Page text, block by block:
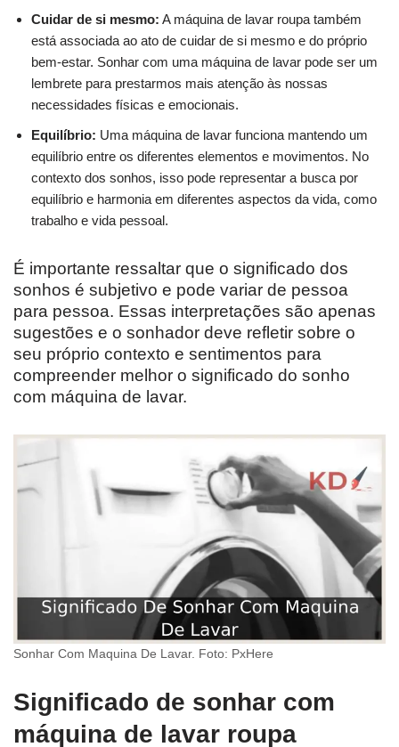
Cuidar de si mesmo: A máquina de lavar roupa também
está associada ao ato de cuidar de si mesmo e do próprio
bem-estar. Sonhar com uma máquina de lavar pode ser um
lembrete para prestarmos mais atenção às nossas
necessidades físicas e emocionais.
Equilíbrio: Uma máquina de lavar funciona mantendo um
equilíbrio entre os diferentes elementos e movimentos. No
contexto dos sonhos, isso pode representar a busca por
equilíbrio e harmonia em diferentes aspectos da vida, como
trabalho e vida pessoal.
É importante ressaltar que o significado dos
sonhos é subjetivo e pode variar de pessoa
para pessoa. Essas interpretações são apenas
sugestões e o sonhador deve refletir sobre o
seu próprio contexto e sentimentos para
compreender melhor o significado do sonho
com máquina de lavar.
Sonhar Com Maquina De Lavar. Foto: PxHere
Significado de sonhar com
máquina de lavar roupa